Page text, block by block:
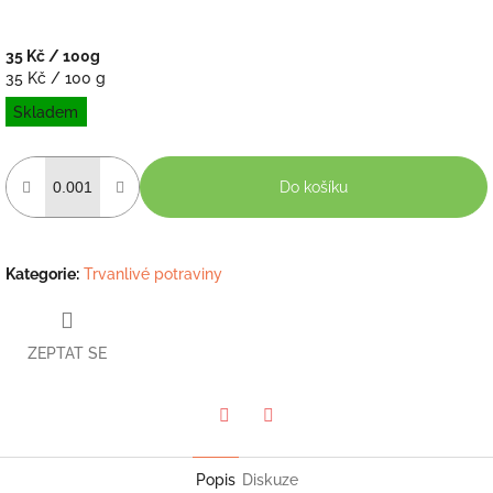
35 Kč / 100g
Měrná
cena:
35 Kč / 100 g
Skladem
Do košíku
Kategorie: Trvanlivé potraviny
ZEPTAT SE
Popis Diskuze